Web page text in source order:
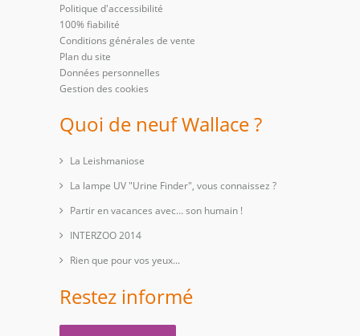
Politique d'accessibilité
100% fiabilité
Conditions générales de vente
Plan du site
Données personnelles
Gestion des cookies
Quoi de neuf Wallace ?
La Leishmaniose
La lampe UV "Urine Finder", vous connaissez ?
Partir en vacances avec… son humain !
INTERZOO 2014
Rien que pour vos yeux...
Restez informé